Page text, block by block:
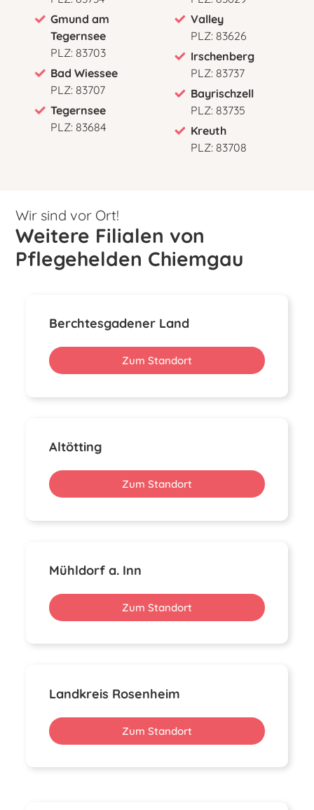
Gmund am
Tegernsee
PLZ: 83703
Bad Wiessee
PLZ: 83707
Tegernsee
PLZ: 83684
Valley
PLZ: 83626
Irschenberg
PLZ: 83737
Bayrischzell
PLZ: 83735
Kreuth
PLZ: 83708
Wir sind vor Ort!
Weitere Filialen von
Pflegehelden Chiemgau
Berchtesgadener Land
Zum Standort
Altötting
Zum Standort
Mühldorf a. Inn
Zum Standort
Landkreis Rosenheim
Zum Standort